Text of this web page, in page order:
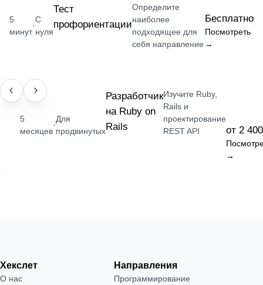
5
минут
·
С
нуля
Тест
профориентации
Определите
наиболее
подходящее для
себя направление
Бесплатно
Посмотреть
→
ПРОФЕССИЯ
5
месяцев
·
Для
продвинутых
Разработчик
на Ruby on
Rails
Изучите Ruby,
Rails и
проектирование
REST API
от 2
→
Хекслет
О нас
Направления
Программирование